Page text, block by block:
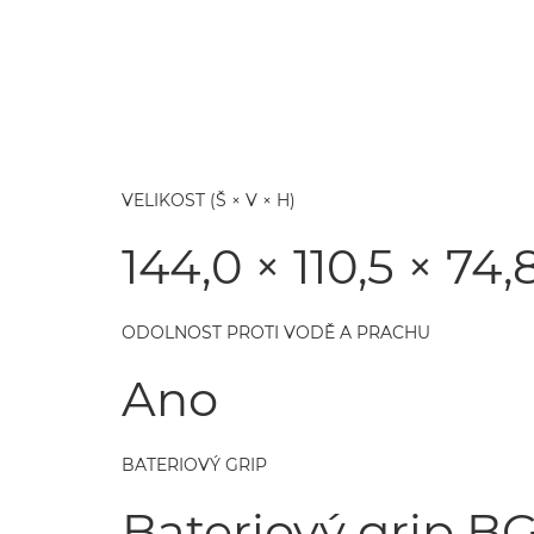
VELIKOST (Š × V × H)
144,0 × 110,5 ×
ODOLNOST PROTI VODĚ A PRACHU
Ano
BATERIOVÝ GRIP